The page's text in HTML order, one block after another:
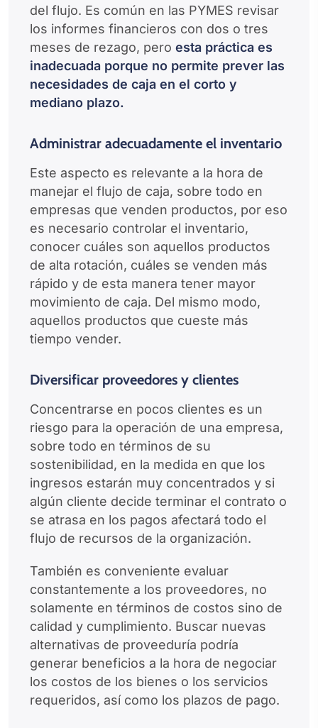
del flujo. Es común en las PYMES revisar
los informes financieros con dos o tres
meses de rezago, pero esta práctica es
inadecuada porque no permite prever las
necesidades de caja en el corto y
mediano plazo.
Administrar adecuadamente el inventario
Este aspecto es relevante a la hora de
manejar el flujo de caja, sobre todo en
empresas que venden productos, por eso
es necesario controlar el inventario,
conocer cuáles son aquellos productos
de alta rotación, cuáles se venden más
rápido y de esta manera tener mayor
movimiento de caja. Del mismo modo,
aquellos productos que cueste más
tiempo vender.
Diversificar proveedores y clientes
Concentrarse en pocos clientes es un
riesgo para la operación de una empresa,
sobre todo en términos de su
sostenibilidad, en la medida en que los
ingresos estarán muy concentrados y si
algún cliente decide terminar el contrato o
se atrasa en los pagos afectará todo el
flujo de recursos de la organización.
También es conveniente evaluar
constantemente a los proveedores, no
solamente en términos de costos sino de
calidad y cumplimiento. Buscar nuevas
alternativas de proveeduría podría
generar beneficios a la hora de negociar
los costos de los bienes o los servicios
requeridos, así como los plazos de pago.